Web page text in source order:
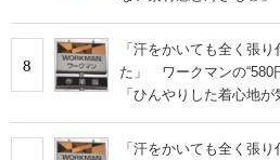
8
「汗をかいても全く張
た」 ワークマンの“580
「ひんやりした着心地
「汗をかいても全く張